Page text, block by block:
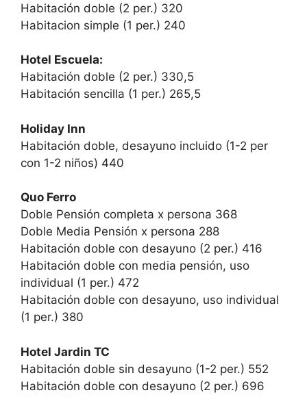
Habitación doble (2 per.) 320
Habitacion simple (1 per.) 240
Hotel Escuela:
Habitación doble (2 per.) 330,5
Habitación sencilla (1 per.) 265,5
Holiday Inn
Habitación doble, desayuno incluido (1-2 per
con 1-2 niños) 440
Quo Ferro
Doble Pensión completa x persona 368
Doble Media Pensión x persona 288
Habitación doble con desayuno (2 per.) 416
Habitación doble con media pensión, uso
individual (1 per.) 472
Habitación doble con desayuno, uso individual
(1 per.) 380
Hotel Jardin TC
Habitación doble sin desayuno (1-2 per.) 552
Habitación doble con desayuno (2 per.) 696